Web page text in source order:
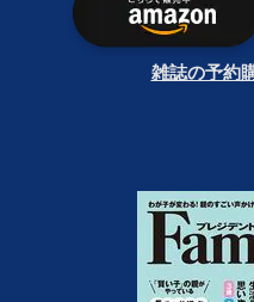
雑誌の予約